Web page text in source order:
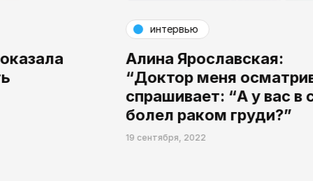
Алина Ярославская:
“Доктор меня осматривает и
спрашивает: “А у вас в семье кто-то
болел раком груди?”